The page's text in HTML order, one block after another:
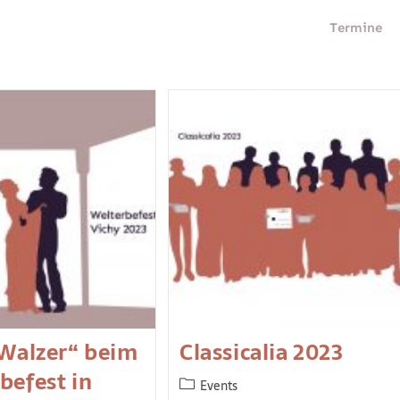
Termine
beim
in
Classicalia 2023
Events